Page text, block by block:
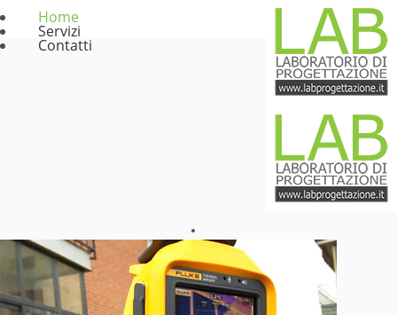
Home
Servizi
Contatti